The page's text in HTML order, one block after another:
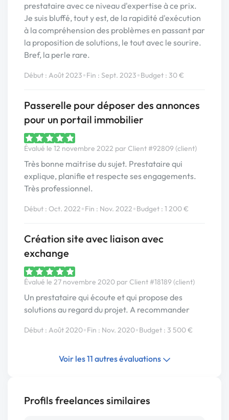
prestataire avec ce niveau d'expertise à ce prix.
Je suis bluffé, tout y est, de la rapidité d'exécution
à la compréhension des problèmes en passant par
la proposition de solutions, le tout avec le sourire.
Bref, la perle rare.
Début : Août 2023•Fin : Sept. 2023•Budget : 30 €
Passerelle pour déposer des annonces
pour un portail immobilier
Évalué le 12 novembre 2022 par Client #92809 (client)
Très bonne maitrise du sujet. Prestataire qui
explique, planifie et respecte ses engagements.
Très professionnel.
Début : Oct. 2022•Fin : Nov. 2022•Budget : 1 200 €
Création site avec liaison avec
exchange
Évalué le 27 novembre 2020 par Client #18189 (client)
Un prestataire qui écoute et qui propose des
solutions au regard du projet. A recommander
Début : Août 2020•Fin : Nov. 2020•Budget : 3 500 €
Voir les 11 autres évaluations
Profils freelances similaires